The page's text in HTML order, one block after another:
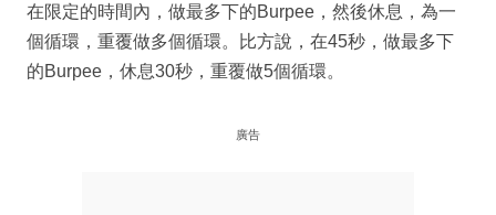
在限定的時間內，做最多下的Burpee，然後休息，為一
個循環，重覆做多個循環。比方說，在45秒，做最多下
的Burpee，休息30秒，重覆做5個循環。
廣告